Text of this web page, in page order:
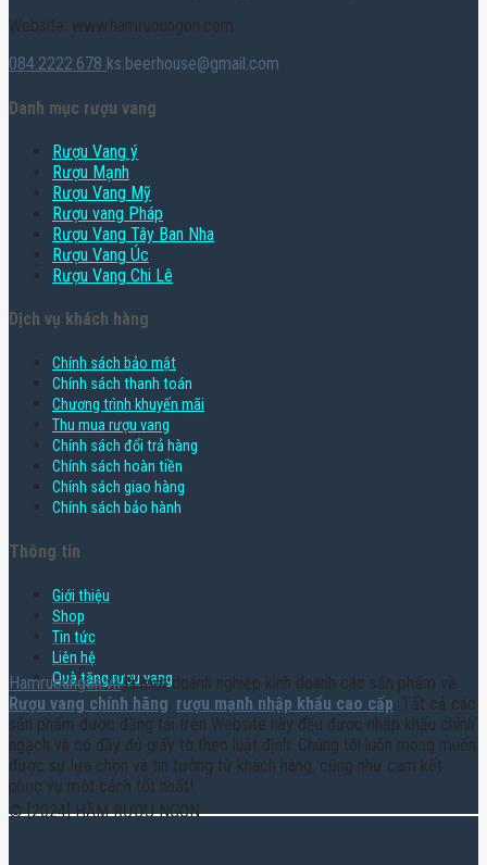
Website: www.hamruoungon.com
084.2222.678 ks.beerhouse@gmail.com
Danh mục rượu vang
Rượu Vang ý
Rượu Mạnh
Rượu Vang Mỹ
Rượu vang Pháp
Rượu Vang Tây Ban Nha
Rượu Vang Úc
Rượu Vang Chi Lê
Dịch vụ khách hàng
Chính sách bảo mật
Chính sách thanh toán
Chương trình khuyến mãi
Thu mua rượu vang
Chính sách đổi trả hàng
Chính sách hoàn tiền
Chính sách giao hàng
Chính sách bảo hành
Thông tin
Giới thiệu
Shop
Tin tức
Liên hệ
Quà tặng rượu vang
Hamruoungon.vnlà một doanh nghiệp kinh doanh các sản phẩm về
Rượu vang chính hãng, rượu mạnh nhập khẩu cao cấp. Tất cả các
sản phẩm được đăng tải trên Website này đều được nhập khẩu chính
ngạch và có đầy đủ giấy tờ theo luật định. Chúng tôi luôn mong muốn
được sự lựa chọn và tin tưởng từ khách hàng, cũng như cam kết
phục vụ một cách tốt nhất!
© [2024] HẦM RƯỢU NGON